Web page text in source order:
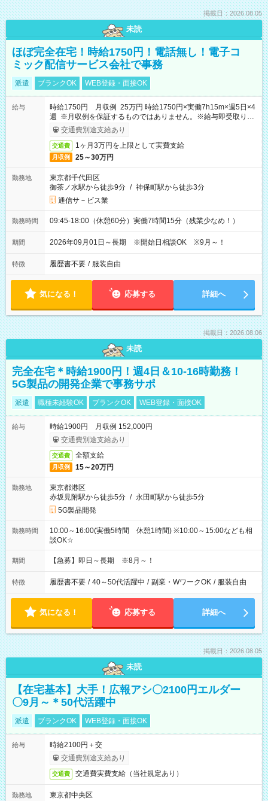
掲載日：2026.08.05
未読
ほぼ完全在宅！時給1750円！電話無し！電子コ
ミック配信サービス会社で事務
派遣 ブランクOK WEB登録・面接OK
給与
時給1750円 月収例 25万円 時給1750円×実働7h15m×週5日×4
週 ※月収例を保証するものではありません。※給与即受取りサ
ービス利用可（利用条件有）
交通費別途支給あり
交通費 1ヶ月3万円を上限として実費支給
月収例 25～30万円
勤務地
東京都千代田区
御茶ノ水駅から徒歩9分 / 神保町駅から徒歩3分
通信サ－ビス業
勤務時間 09:45-18:00（休憩60分）実働7時間15分（残業少なめ！）
期間 2026年09月01日～長期 ※開始日相談OK ※9月～！
特徴 履歴書不要 / 服装自由
気になる！ 応募する 詳細へ
掲載日：2026.08.06
未読
完全在宅＊時給1900円！週4日＆10-16時勤務！
5G製品の開発企業で事務サポ
派遣 職種未経験OK ブランクOK WEB登録・面接OK
給与
時給1900円 月収例 152,000円
交通費別途支給あり
交通費 全額支給
月収例 15～20万円
勤務地
東京都港区
赤坂見附駅から徒歩5分 / 永田町駅から徒歩5分
5G製品開発
勤務時間
10:00～16:00(実働5時間 休憩1時間) ※10:00～15:00なども相
談OK☆
期間 【急募】即日～長期 ※8月～！
特徴 履歴書不要 / 40～50代活躍中 / 副業・WワークOK / 服装自由
気になる！ 応募する 詳細へ
掲載日：2026.08.05
未読
【在宅基本】大手！広報アシ〇2100円エルダー
〇9月～＊50代活躍中
派遣 ブランクOK WEB登録・面接OK
給与
時給2100円＋交
交通費別途支給あり
交通費 交通費実費支給（当社規定あり）
勤務地
東京都中央区